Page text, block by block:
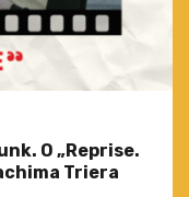
O „Reprise.
Triera